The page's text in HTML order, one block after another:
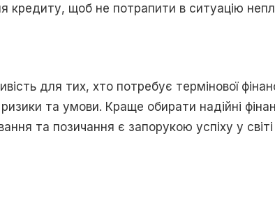
кредиту, щоб не потрапити в ситуацію
для тих, хто потребує термінової
та умови. Краще обирати надійні
та позичання є запорукою успіху у світі